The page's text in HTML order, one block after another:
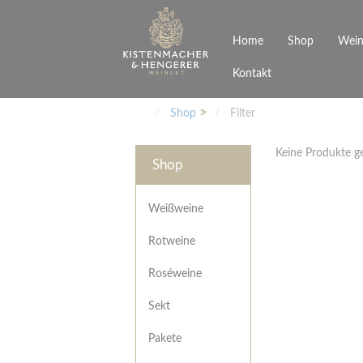
Home Shop
Weißweine
Roséweine
Junges Schwaben
Veranstaltungen
Kontakt
Shop Filter
Shop
Weißweine
Rotweine
Roséweine
Sekt
Pakete
Keine Produkte